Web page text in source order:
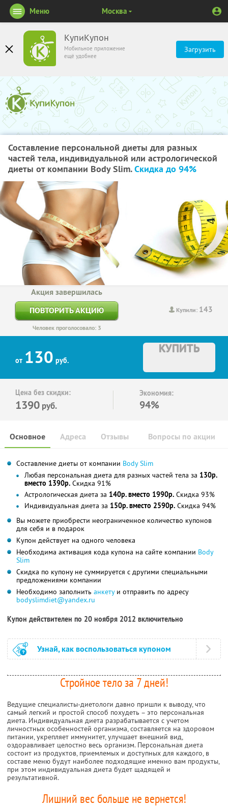
КупиКупон
Мобильное приложение
ещё удобнее
Загрузить
Меню Москва
Составление персональной диеты для разных
частей тела, индивидуальной или астрологической
диеты от компании Body Slim.Скидка до 94%
Купили: 143
Акция завершилась
ПОВТОРИТЬ АКЦИЮ
Человек проголосовало: 3
от 130 руб.
КУПИТЬ
Цена без скидки:
1390 руб.
Экономия:
94%
Основное Отзывы Вопросы по акции
Адреса
Составление диеты от компании Body Slim
Любая персональная диета для разных частей тела за 130р.
вместо 1390р. Скидка 91%
Астрологическая диета за 140р. вместо 1990р. Скидка 93%
Индивидуальная диета за 150р. вместо 2590р. Скидка 94%
Вы можете приобрести неограниченное количество купонов
для себя и в подарок
Купон действует на одного человека
Необходима активация кода купона на сайте компании Body
Slim
Скидка по купону не суммируется с другими специальными
предложениями компании
Необходимо заполнить анкетуи отправить по адресу
bodyslimdiet@yandex.ru
Купон действителен по 20 ноября 2012 включительно
Узнай, как воспользоваться купоном
Стройное тело за 7 дней!
Ведущие специалисты-диетологи давно пришли к выводу, что
самый легкий и простой способ похудеть – это персональная
диета. Индивидуальная диета разрабатывается с учетом
личностных особенностей организма, составляется на здоровом
питании, укрепляет иммунитет, улучшает внешний вид,
оздоравливает целостно весь организм. Персональная диета
состоит из продуктов, приемлемых и доступных для каждого, в
составе меню будут наиболее подходящие именно вам продукты,
при этом индивидуальная диета будет щадящей и
результативной.
Лишний вес больше не вернется!